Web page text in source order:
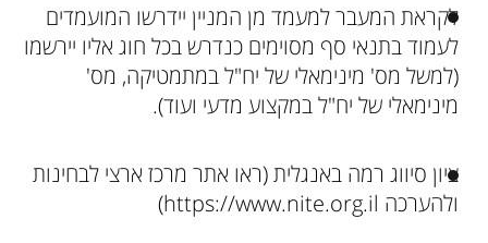
לקראת המעבר למעמד מן המניין יידרשו המועמדים
לעמוד בתנאי סף מסוימים כנדרש בכל חוג אליו יירשמו
(למשל מס' מינימאלי של יח"ל במתמטיקה, מס'
מינימאלי של יח"ל במקצוע מדעי ועוד).
ציון סיווג רמה באנגלית (ראו אתר מרכז ארצי לבחינות
ולהערכה https://www.nite.org.il)